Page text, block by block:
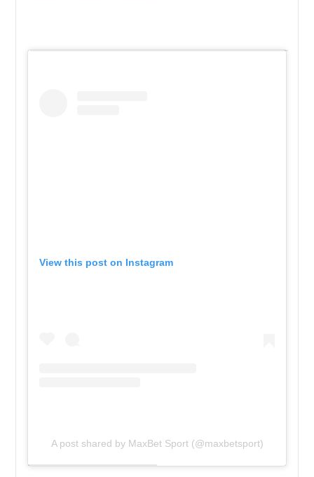
View this post on Instagram
A post shared by MaxBet Sport (@maxbetsport)